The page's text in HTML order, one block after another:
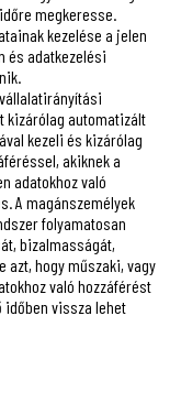
megkeresse.
kezelése a jelen
és adatkezelési
kizárólag automatizált
kezeli és kizárólag
akiknek a
adatokhoz való
A magánszemélyek
folyamatosan
bizalmasságát,
hogy műszaki, vagy
való hozzáférést
időben vissza lehet